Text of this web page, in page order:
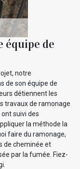
équipe de
notre
de son équipe de
détiennent les
travaux de ramonage
suivi des
la méthode la
faire du ramonage,
de cheminée et
par la fumée. Fiez-